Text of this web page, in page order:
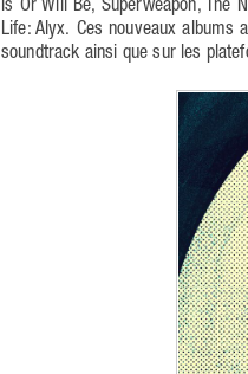
Is Or Will Be, Superweapon,
Life: Alyx. Ces nouveaux albums
soundtrack ainsi que sur les